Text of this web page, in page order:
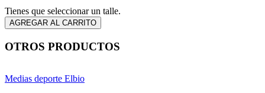
Tienes que seleccionar un talle.
OTROS PRODUCTOS
Medias deporte Elbio